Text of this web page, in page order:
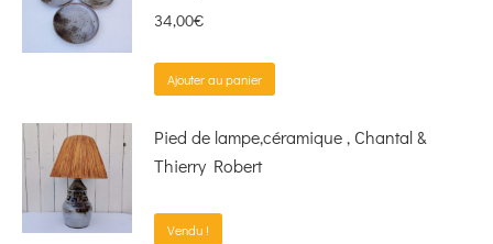
34,00€
Ajouter au panier
Pied de lampe,céramique , Chantal &
Thierry Robert
Vendu !